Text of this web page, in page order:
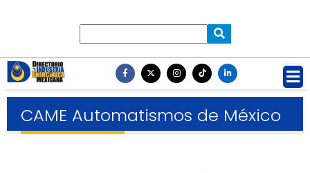
CAME Automatismos de México